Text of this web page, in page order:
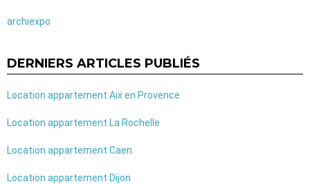
archiexpo
DERNIERS ARTICLES PUBLIÉS
Location appartement Aix en Provence
Location appartement La Rochelle
Location appartement Caen
Location appartement Dijon